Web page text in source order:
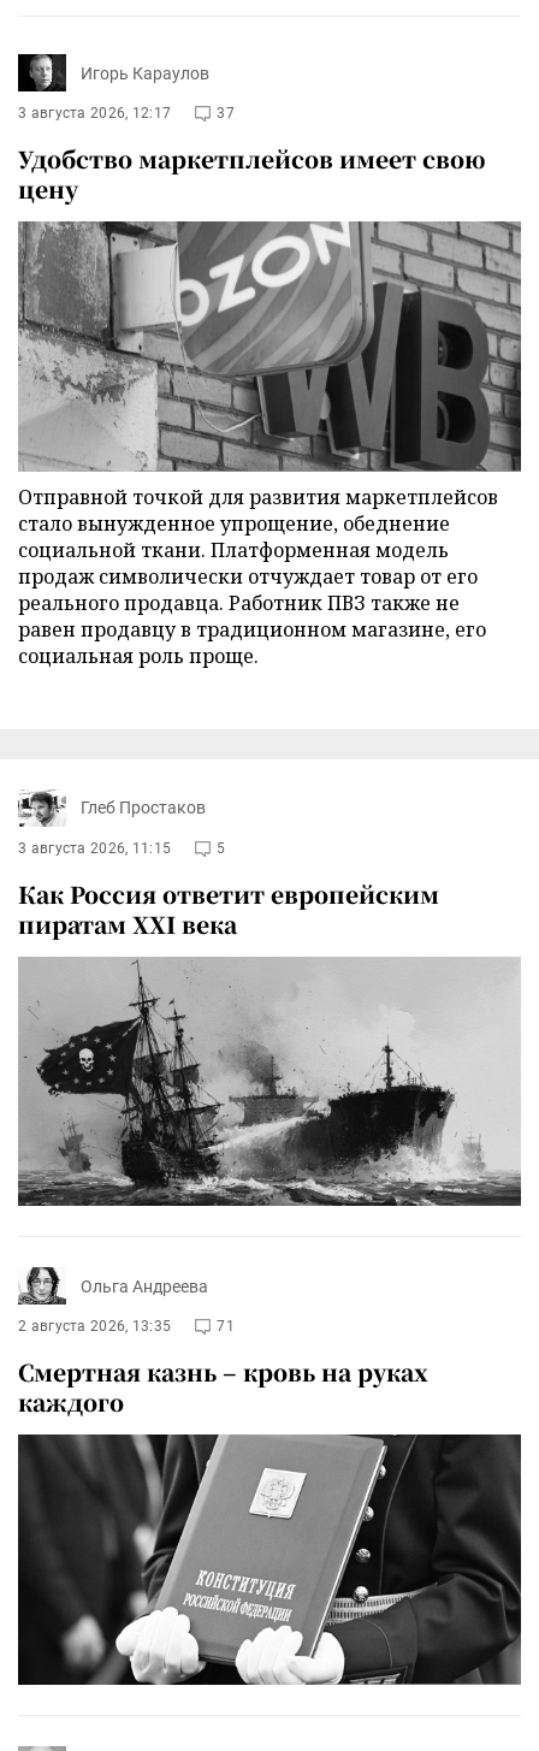
Игорь Караулов
3 августа 2026, 12:17 37
Удобство маркетплейсов имеет свою
цену
Отправной точкой для развития маркетплейсов
стало вынужденное упрощение, обеднение
социальной ткани. Платформенная модель
продаж символически отчуждает товар от его
реального продавца. Работник ПВЗ также не
равен продавцу в традиционном магазине, его
социальная роль проще.
Глеб Простаков
3 августа 2026, 11:15 5
Как Россия ответит европейским
пиратам XXI века
Ольга Андреева
2 августа 2026, 13:35 71
Смертная казнь – кровь на руках
каждого